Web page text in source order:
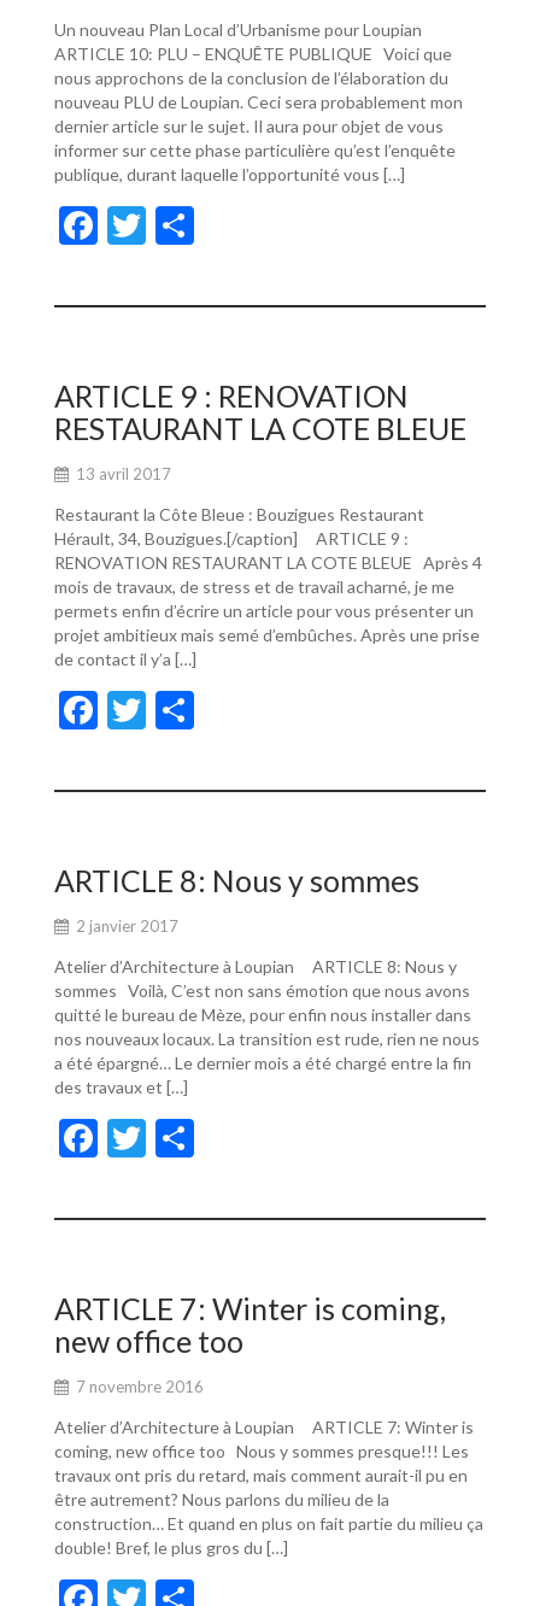
Un nouveau Plan Local d’Urbanisme pour Loupian
ARTICLE 10: PLU – ENQUÊTE PUBLIQUE Voici que
nous approchons de la conclusion de l’élaboration du
nouveau PLU de Loupian. Ceci sera probablement mon
dernier article sur le sujet. Il aura pour objet de vous
informer sur cette phase particulière qu’est l’enquête
publique, durant laquelle l’opportunité vous […]
F
e
o
o
k
T
itt ta
er
ARTICLE 9 : RENOVATION
RESTAURANT LA COTE BLEUE
13 avril 2017
Restaurant la Côte Bleue : Bouzigues Restaurant
Hérault, 34, Bouzigues.[/caption] ARTICLE 9 :
RENOVATION RESTAURANT LA COTE BLEUE Après 4
mois de travaux, de stress et de travail acharné, je me
permets enfin d’écrire un article pour vous présenter un
projet ambitieux mais semé d’embûches. Après une prise
de contact il y’a […]
F
e
o
o
k
T
itt ta
er
ARTICLE 8: Nous y sommes
2 janvier 2017
Atelier d’Architecture à Loupian ARTICLE 8: Nous y
sommes Voilà, C’est non sans émotion que nous avons
quitté le bureau de Mèze, pour enfin nous installer dans
nos nouveaux locaux. La transition est rude, rien ne nous
a été épargné… Le dernier mois a été chargé entre la fin
des travaux et […]
F
e
o
o
k
T
itt ta
er
ARTICLE 7: Winter is coming,
new office too
7 novembre 2016
Atelier d’Architecture à Loupian ARTICLE 7: Winter is
coming, new office too Nous y sommes presque!!! Les
travaux ont pris du retard, mais comment aurait-il pu en
être autrement? Nous parlons du milieu de la
construction… Et quand en plus on fait partie du milieu ça
double! Bref, le plus gros du […]